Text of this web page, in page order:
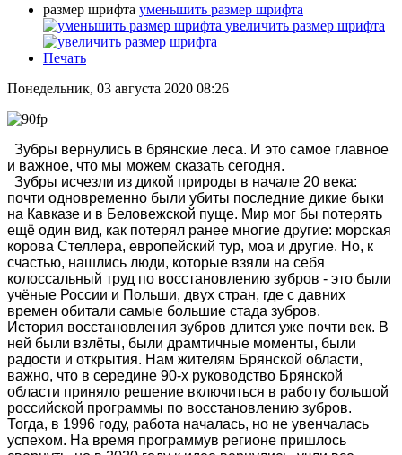
размер шрифта уменьшить размер шрифта
увеличить размер шрифта
Печать
Понедельник, 03 августа 2020 08:26
Зубры вернулись в брянские леса. И это самое главное
и важное, что мы можем сказать сегодня.
Зубры исчезли из дикой природы в начале 20 века:
почти одновременно были убиты последние дикие быки
на Кавказе и в Беловежской пуще. Мир мог бы потерять
ещё один вид, как потерял ранее многие другие: морская
корова Стеллера, европейский тур, моа и другие. Но, к
счастью, нашлись люди, которые взяли на себя
колоссальный труд по восстановлению зубров - это были
учёные России и Польши, двух стран, где с давних
времен обитали самые большие стада зубров.
История восстановления зубров длится уже почти век. В
ней были взлёты, были драмтичные моменты, были
радости и открытия. Нам жителям Брянской области,
важно, что в середине 90-х руководство Брянской
области приняло решение включиться в работу большой
российской программы по восстановлению зубров.
Тогда, в 1996 году, работа началась, но не увенчалась
успехом. На время программув регионе пришлось